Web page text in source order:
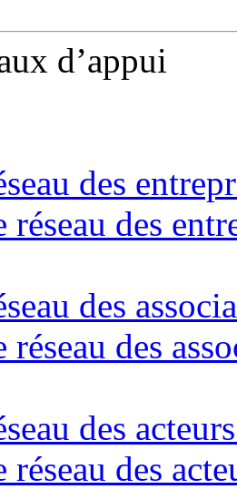
d’appui
des
réseau des
des
réseau des
des
réseau des